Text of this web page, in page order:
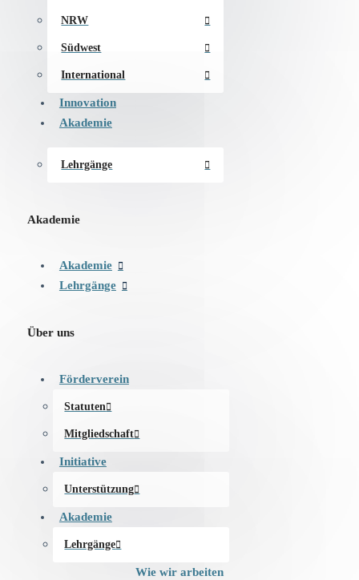
NRW
Südwest
International
Innovation
Akademie
Lehrgänge
Akademie
Akademie
Lehrgänge
Über uns
Förderverein
Statuten
Mitgliedschaft
Initiative
Unterstützung
Akademie
Lehrgänge
Wie wir arbeiten